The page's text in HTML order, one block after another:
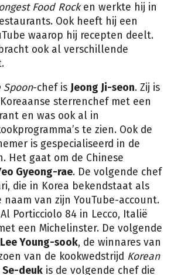
Food Rocken werkte hij in
Ook heeft hij een
waarop hij recepten deelt.
ook al verschillende
Spoon-chef is Jeong Ji-seon. Zij is
sterrenchef met een
en was ook al in
te zien. Ook de
is gespecialiseerd in de
Het gaat om de Chinese
Gyeong-rae. De volgende chef
die in Korea bekendstaat als
naam van zijn YouTube-account.
Porticciolo 84 in Lecco, Italië
een Michelinster. De volgende
Lee Young-sook, de winnares van
van de kookwedstrijd Korean
Se-deuk is de volgende chef die